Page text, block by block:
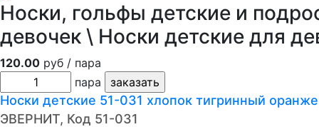
Носки, гольфы детские и
девочек \ Носки детские для
120.00 руб / пара
пара
Носки детские 51-031 хлопок тигринный
ЭВЕРНИТ, Код 51-031